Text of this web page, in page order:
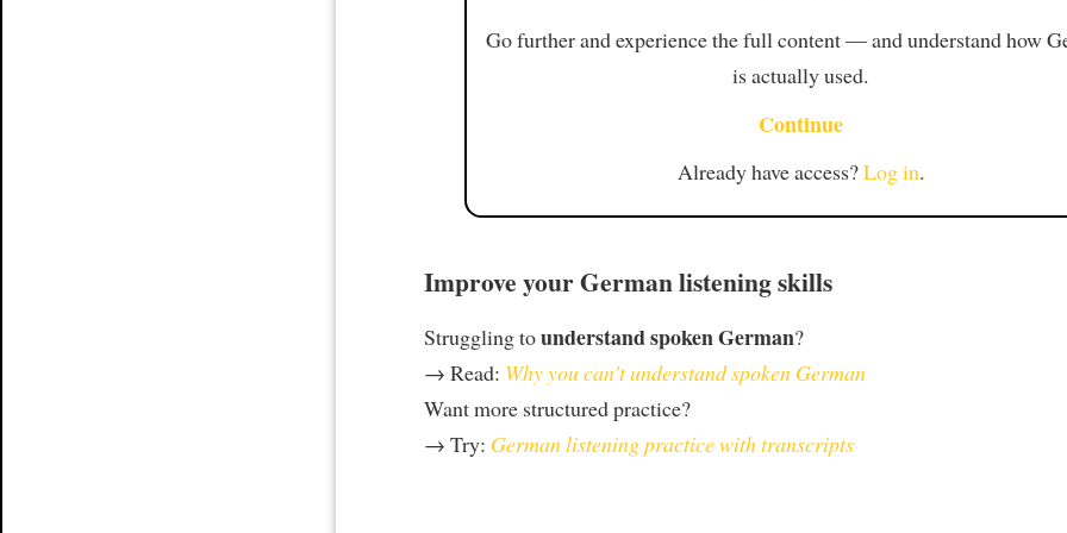
Go further and experience the full content — and understand how
is actually used.
Continue
Already have access?Log in.
Improve your German listening skills
Struggling tounderstand spoken German?
→ Read: Why you can't understand spoken German
Want more structured practice?
→ Try: German listening practice with transcripts